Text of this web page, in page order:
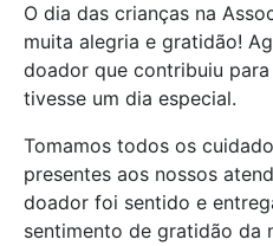
O dia das crianças na
muita alegria e gratidão!
doador que contribuiu
tivesse um dia especial.
Tomamos todos os
presentes aos nossos
doador foi sentido e
sentimento de gratidão da